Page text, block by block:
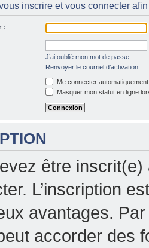
inscrire et vous connecter
:
J’ai oublié mon mot de passe
Renvoyer le courriel d’activation
Me connecter
Masquer mon statut en ligne
être
L’inscription
avantages.
accorder des